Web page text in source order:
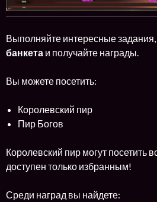
Выполняйте интересные задания,
банкета и получайте награды.
Вы можете посетить:
Королевский пир
Пир Богов
Королевский пир могут посетить
доступен только избранным!
Среди наград вы найдете: